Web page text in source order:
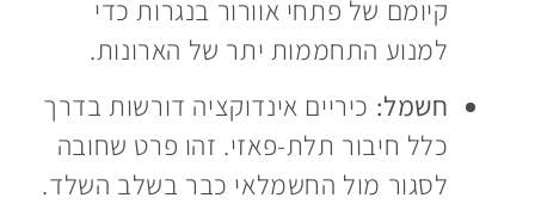
קיומם של פתחי אוורור בנגרות כדי
למנוע התחממות יתר של הארונות.
חשמל: כיריים אינדוקציה דורשות בדרך
כלל חיבור תלת-פאזי. זהו פרט שחובה
לסגור מול החשמלאי כבר בשלב השלד.